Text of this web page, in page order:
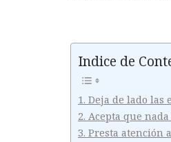
Indice de
1. Deja de lado
2. Acepta que
3. Presta atención